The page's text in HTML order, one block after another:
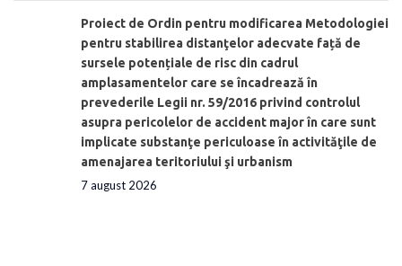
Proiect de Ordin pentru modificarea Metodologiei
pentru stabilirea distanţelor adecvate față de
sursele potențiale de risc din cadrul
amplasamentelor care se încadrează în
prevederile Legii nr. 59/2016 privind controlul
asupra pericolelor de accident major în care sunt
implicate substanţe periculoase în activităţile de
amenajarea teritoriului şi urbanism
7 august 2026